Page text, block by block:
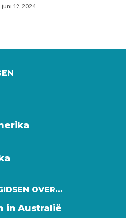
juni 12, 2024
OVER…
in Australië